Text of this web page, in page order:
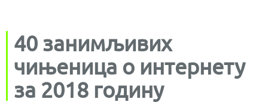
40 занимљивих
чињеница о интернету
за 2018 годину